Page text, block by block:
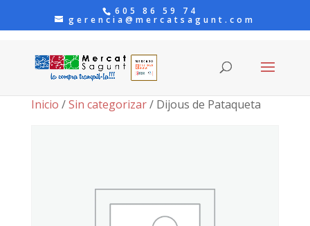
605 86 59 74
gerencia@mercatsagunt.com
Inicio /Sin categorizar/ Dijous de Pataqueta